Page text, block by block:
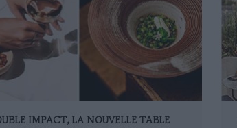
IMPACT, LA NOUVELLE TABLE